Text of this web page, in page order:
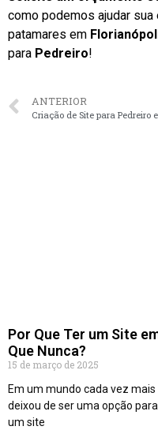
como podemos ajudar
patamares em
para Pedreiro!
ANTERIOR
Por Que Ter um Site
Que Nunca?
15 de março de 2025
Em um mundo cada vez
deixou de ser uma opção
um site